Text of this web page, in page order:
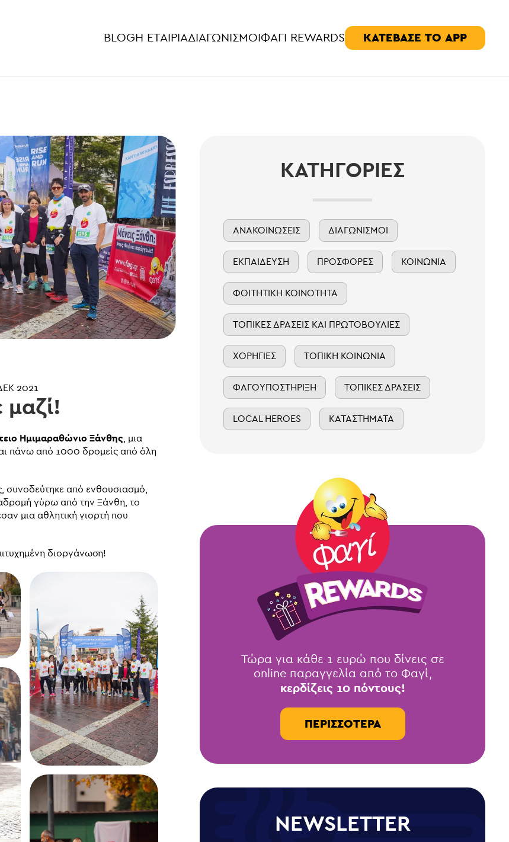
BLOGΗ ΕΤΑΙΡΊΑΔΙΑΓΩΝΙΣΜΟΊΦΑΓΊ REWARDS ΚΑΤΕΒΑΣΕ ΤΟ APP
2021
μαζί!
Ημιμαραθώνιο Ξάνθης, μια
πάνω από 1000 δρομείς από όλη
συνοδεύτηκε από ενθουσιασμό,
γύρω από την Ξάνθη, το
μια αθλητική γιορτή που
διοργάνωση!
ΚΑΤΗΓΟΡΊΕΣ
ΑΝΑΚΟΙΝΏΣΕΙΣ ΔΙΑΓΩΝΙΣΜΟΊ
ΕΚΠΑΊΔΕΥΣΗ ΠΡΟΣΦΟΡΈΣ ΚΟΙΝΩΝΊΑ
ΦΟΙΤΗΤΙΚΉ ΚΟΙΝΌΤΗΤΑ
ΤΟΠΙΚΈΣ ΔΡΆΣΕΙΣ ΚΑΙ ΠΡΩΤΟΒΟΥΛΊΕΣ
ΧΟΡΗΓΊΕΣ ΤΟΠΙΚΉ ΚΟΙΝΩΝΊΑ
ΦΑΓΟΥΠΟΣΤΉΡΙΞΗ ΤΟΠΙΚΈΣ ΔΡΆΣΕΙΣ
LOCAL HEROES ΚΑΤΑΣΤΉΜΑΤΑ
Τώρα για κάθε 1 ευρώ που δίνεις σε
online παραγγελία από το Φαγί,
κερδίζεις 10 πόντους!
ΠΕΡΙΣΣΌΤΕΡΑ
NEWSLETTER